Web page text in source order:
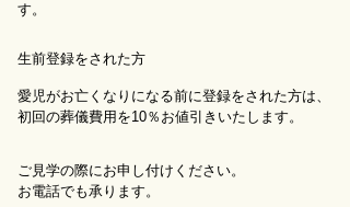
す。
生前登録をされた方
愛児がお亡くなりになる前に登録をされた方は、
初回の葬儀費用を10％お値引きいたします。
ご見学の際にお申し付けください。
お電話でも承ります。